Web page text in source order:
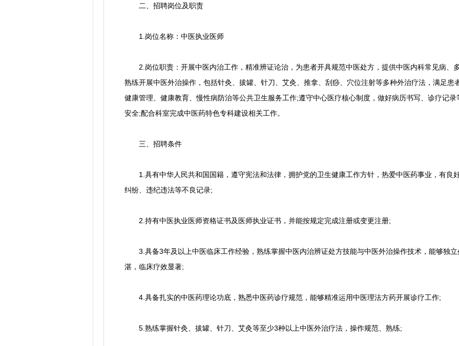
二、招聘岗位及职责
1.岗位名称：中医执业医师
2.岗位职责：开展中医内治工作，精准辨证论治，为患者开具规范中医处方，提供中医内科常见病、
熟练开展中医外治操作，包括针灸、拔罐、针刀、艾灸、推拿、刮痧、穴位注射等多种外治疗法，满足患
健康管理、健康教育、慢性病防治等公共卫生服务工作;遵守中心医疗核心制度，做好病历书写、诊疗记
安全;配合科室完成中医药特色专科建设相关工作。
三、招聘条件
1.具有中华人民共和国国籍，遵守宪法和法律，拥护党的卫生健康工作方针，热爱中医药事业，有良
纠纷、违纪违法等不良记录;
2.持有中医执业医师资格证书及医师执业证书，并能按规定完成注册或变更注册;
3.具备3年及以上中医临床工作经验，熟练掌握中医内治辨证处方技能与中医外治操作技术，能够独立
湛，临床疗效显著;
4.具备扎实的中医药理论功底，熟悉中医药诊疗规范，能够精准运用中医理法方药开展诊疗工作;
5.熟练掌握针灸、拔罐、针刀、艾灸等至少3种以上中医外治疗法，操作规范、熟练;